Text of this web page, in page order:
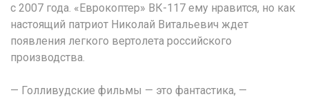
с 2007 года. «Еврокоптер» ВК-117 ему нравится, но как
настоящий патриот Николай Витальевич ждет
появления легкого вертолета российского
производства.
— Голливудские фильмы — это фантастика, —